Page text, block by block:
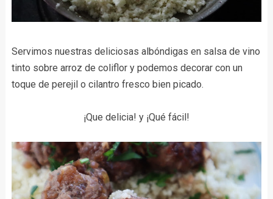
Servimos nuestras deliciosas albóndigas en salsa de vino
tinto sobre arroz de coliflor y podemos decorar con un
toque de perejil o cilantro fresco bien picado.
¡Que delicia! y ¡Qué fácil!